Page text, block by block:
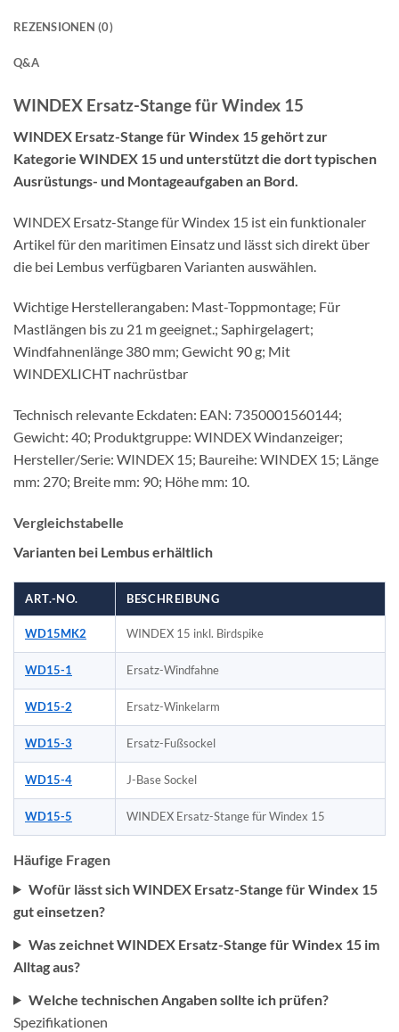
REZENSIONEN (0)
Q&A
WINDEX Ersatz-Stange für Windex 15
WINDEX Ersatz-Stange für Windex 15 gehört zur
Kategorie WINDEX 15 und unterstützt die dort typischen
Ausrüstungs- und Montageaufgaben an Bord.
WINDEX Ersatz-Stange für Windex 15 ist ein funktionaler
Artikel für den maritimen Einsatz und lässt sich direkt über
die bei Lembus verfügbaren Varianten auswählen.
Wichtige Herstellerangaben: Mast-Toppmontage; Für
Mastlängen bis zu 21 m geeignet.; Saphirgelagert;
Windfahnenlänge 380 mm; Gewicht 90 g; Mit
WINDEXLICHT nachrüstbar
Technisch relevante Eckdaten: EAN: 7350001560144;
Gewicht: 40; Produktgruppe: WINDEX Windanzeiger;
Hersteller/Serie: WINDEX 15; Baureihe: WINDEX 15; Länge
mm: 270; Breite mm: 90; Höhe mm: 10.
Vergleichstabelle
Varianten bei Lembus erhältlich
ART.-NO. BESCHREIBUNG
WD15MK2 WINDEX 15 inkl. Birdspike
WD15-1 Ersatz-Windfahne
WD15-2 Ersatz-Winkelarm
WD15-3 Ersatz-Fußsockel
WD15-4 J-Base Sockel
WD15-5 WINDEX Ersatz-Stange für Windex 15
Häufige Fragen
Wofür lässt sich WINDEX Ersatz-Stange für Windex 15
gut einsetzen?
Was zeichnet WINDEX Ersatz-Stange für Windex 15 im
Alltag aus?
Welche technischen Angaben sollte ich prüfen?
Spezifikationen